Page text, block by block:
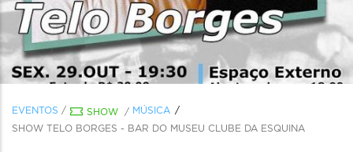
EVENTOS / SHOW / MÚSICA
SHOW TELO BORGES - BAR DO MUSEU CLUBE DA ESQUINA